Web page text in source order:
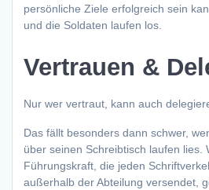
persönliche Ziele erfolgreich sein
und die Soldaten laufen los.
Vertrauen &
Nur wer vertraut, kann auch
Das fällt besonders dann schwer,
über seinen Schreibtisch laufen lies.
Führungskraft, die jeden
außerhalb der Abteilung versendet,